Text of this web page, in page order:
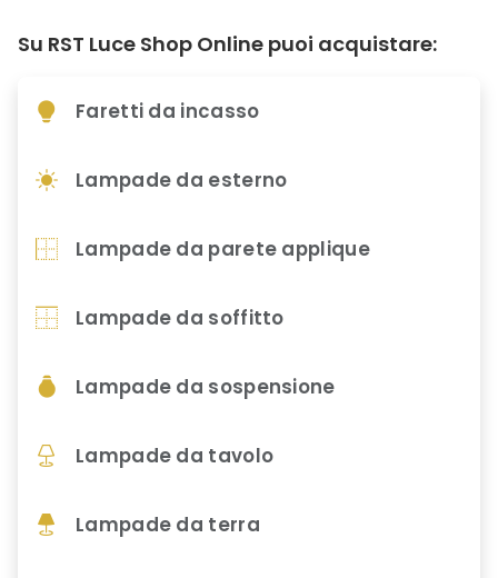
Su RST Luce Shop Online puoi acquistare:
Faretti da incasso
Lampade da esterno
Lampade da parete applique
Lampade da soffitto
Lampade da sospensione
Lampade da tavolo
Lampade da terra